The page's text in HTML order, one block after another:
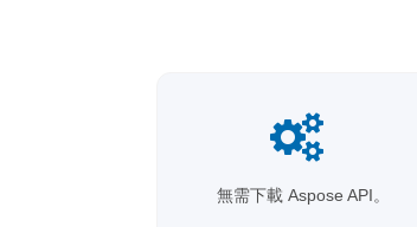
無需下載 Aspose API。